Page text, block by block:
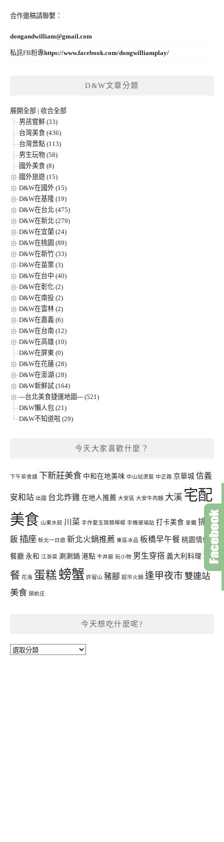
合作邀稿請聯繫：
dongandwilliam@gmail.com
私訊FB粉專https://www.facebook.com/dongwilliamplay/
D&W文章分類
展開全部 | 收合全部
男孩嘗鮮 (33)
台灣美食 (436)
台灣景點 (113)
男生玩物 (58)
國外美食 (8)
國外旅遊 (15)
D&W在國外 (15)
D&W在基隆 (19)
D&W在台北 (475)
D&W在新北 (279)
D&W在宜蘭 (24)
D&W在桃園 (89)
D&W在新竹 (33)
D&W在苗栗 (3)
D&W在台中 (40)
D&W在彰化 (2)
D&W在南投 (2)
D&W在雲林 (2)
D&W在嘉義 (6)
D&W在台南 (12)
D&W在高雄 (10)
D&W在屏東 (0)
D&W在花蓮 (28)
D&W在澎湖 (28)
D&W新鮮試 (164)
---台北美食捷運地圖--- (521)
D&W懶人包 (21)
D&W不知道啦 (29)
今天大家喜歡什麼？
下午茶食譜 下新莊美食 中和在地美味 中山站燙髮 中正路 京華城 信義
安和站 出國 台北炸雞 在地人推薦 大安區 大安牛肉麵 大溪 宅配
美食 山東水餃 川菜 手作愛玉蒟蒻檸檬 手機玻璃貼 打卡美食 拿鐵 排骨
飯 插座 新北一日遊 新北火鍋推薦 東區冰品 板橋早午餐 桃園情侶
餐廳 永和 江浙菜 涮涮鍋 港點 牛丼飯 玩小物 男生穿搭 義大利料理 聚
餐 花海 蛋糕 螃蟹 許留山 豬腳 超市火鍋 逢甲夜市 雙連站
美食 頭前庄
今天想吃什麼呢?
今